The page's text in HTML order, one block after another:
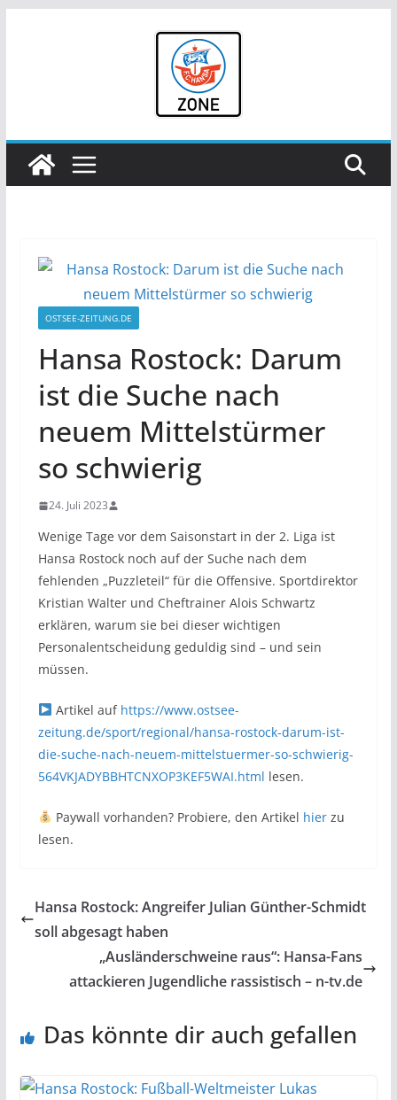
OSTSEE-ZEITUNG.DE
Hansa Rostock: Darum
ist die Suche nach
neuem Mittelstürmer
so schwierig
24. Juli 2023
Wenige Tage vor dem Saisonstart in der 2. Liga ist
Hansa Rostock noch auf der Suche nach dem
fehlenden „Puzzleteil“ für die Offensive. Sportdirektor
Kristian Walter und Cheftrainer Alois Schwartz
erklären, warum sie bei dieser wichtigen
Personalentscheidung geduldig sind – und sein
müssen.
Artikel auf https://www.ostsee-
zeitung.de/sport/regional/hansa-rostock-darum-ist-
die-suche-nach-neuem-mittelstuermer-so-schwierig-
564VKJADYBBHTCNXOP3KEF5WAI.html lesen.
Paywall vorhanden? Probiere, den Artikel hierzu
lesen.
Hansa Rostock: Angreifer Julian Günther-Schmidt
soll abgesagt haben
„Ausländerschweine raus“: Hansa-Fans
attackieren Jugendliche rassistisch – n-tv.de
Das könnte dir auch gefallen